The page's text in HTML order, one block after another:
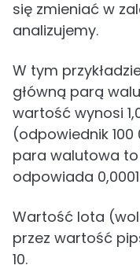
się zmieniać w
analizujemy.
W tym
główną parą
wartość wynosi
(odpowiednik
para walutowa to
odpowiada
Wartość lota
przez wartość
10.